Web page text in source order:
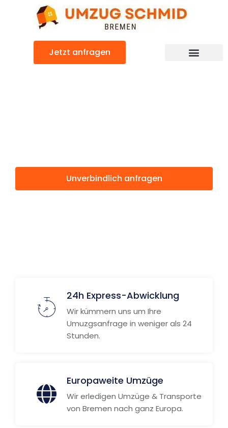
Jetzt anfragen
Unverbindlich anfragen
24h Express-Abwicklung
Wir kümmern uns um Ihre
Umuzgsanfrage in weniger als 24
Stunden.
Europaweite Umzüge
Wir erledigen Umzüge & Transporte
von Bremen nach ganz Europa.